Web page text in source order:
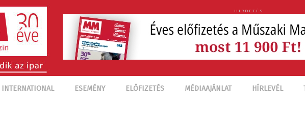
HIRDETÉS
ESEMÉNY ELŐFIZETÉS MÉDIAAJÁNLAT HÍRLEVÉL